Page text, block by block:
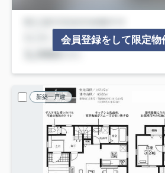
会員登録をして限定物
新築一戸建